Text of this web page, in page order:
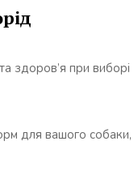
здоров’я при виборі
для вашого собаки,